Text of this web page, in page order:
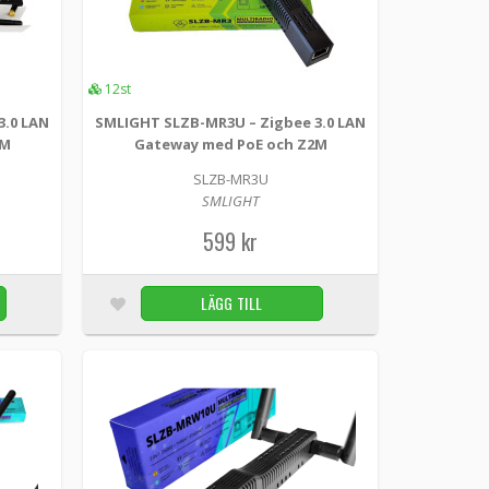
LÄGG TILL
Zigbee 3.0 USB-adapter, designad för att
Home Assis...
Zigbee 3.0 USB-adapter, designad för att fungera
LÄGG TILL
8st
LAN
12st
SMLIGHT SLZB-MR3U – Zigbee 3.0 LAN
Gateway med PoE och Z2M
SLZB-MR3U
SMLIGHT
599 kr
LÄGG TILL